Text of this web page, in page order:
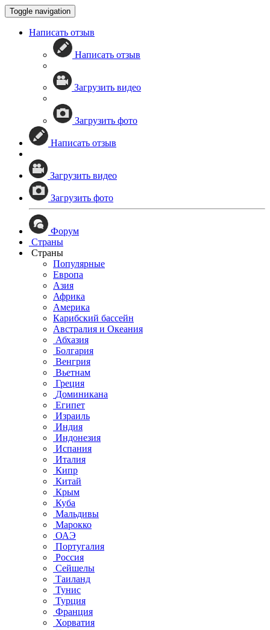
Toggle navigation
Написать отзыв
Написать отзыв
Загрузить видео
Загрузить фото
Написать отзыв
Загрузить видео
Загрузить фото
Форум
Страны
Страны
Популярные
Европа
Азия
Африка
Америка
Карибский бассейн
Австралия и Океания
Абхазия
Болгария
Венгрия
Вьетнам
Греция
Доминикана
Египет
Израиль
Индия
Индонезия
Испания
Италия
Кипр
Китай
Крым
Куба
Мальдивы
Марокко
ОАЭ
Португалия
Россия
Сейшелы
Таиланд
Тунис
Турция
Франция
Хорватия